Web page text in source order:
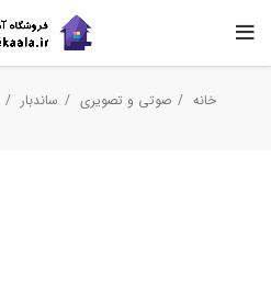
خانه صوتی و تصویری ساندبار